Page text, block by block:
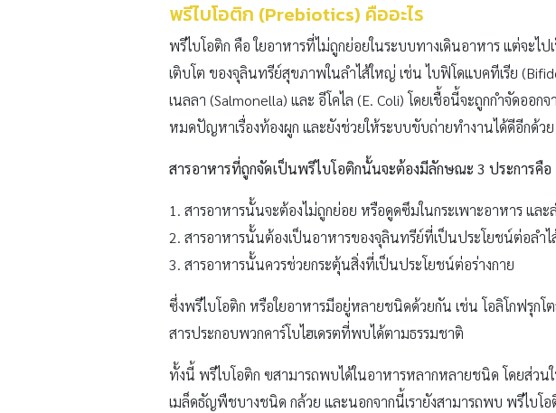
พรีไบโอติก (Prebiotics) คืออะไร
พรีไบโอติก คือ ใยอาหารที่ไม่ถูกย่อยในระบบทางเดินอาหาร แต่จะ
เติบโต ของจุลินทรีย์สุขภาพในลำไส้ใหญ่ เช่น ไบฟิโดแบคทีเรีย
เนลลา (Salmonella) และ อีโคไล (E. Coli) โดยเชื้อนี้จะถูกกำจัดอ
หมดปัญหาเรื่องท้องผูก และยังช่วยให้ระบบขับถ่ายทำงานได้ดีอีกด้วย
สารอาหารที่ถูกจัดเป็นพรีไบโอติกนั้นจะต้องมีลักษณะ 3 ประการคือ
1. สารอาหารนั้นจะต้องไม่ถูกย่อย หรือดูดซึมในกระเพาะอาหาร และล
2. สารอาหารนั้นต้องเป็นอาหารของจุลินทรีย์ที่เป็นประโยชน์ต่อลำไ
3. สารอาหารนั้นควรช่วยกระตุ้นสิ่งที่เป็นประโยชน์ต่อร่างกาย
ซึ่งพรีไบโอติก หรือใยอาหารมีอยู่หลายชนิดด้วยกัน เช่น โอลิโกฟรุ
สารประกอบพวกคาร์โบไฮเดรตที่พบได้ตามธรรมชาติ
ทั้งนี้ พรีไบโอติก ฃสามารถพบได้ในอาหารหลากหลายชนิด โดยส่ว
เมล็ดธัญพืชบางชนิด กล้วย และนอกจากนี้เรายังสามารถพบ พรีไบโ